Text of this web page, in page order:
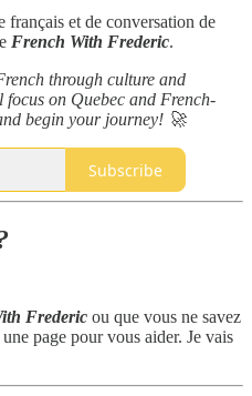
français et de conversation de
French With Frederic.
through culture and
on Quebec and French-
begin your journey! 🚀
Subscribe
Frederic ou que vous ne savez
page pour vous aider. Je vais